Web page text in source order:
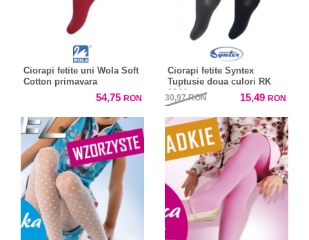
Ciorapi fetite uni Wola Soft
Cotton primavara
54,75 RON
Ciorapi fetite Syntex
Tuptusie doua culori RK
0244
30,97RON 15,49 RON